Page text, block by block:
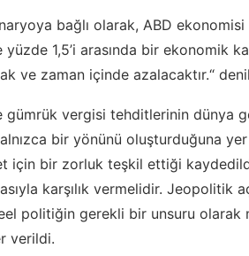
bağlı olarak, ABD
yüzde 1,5’i arasında bir ekonomik
ve zaman içinde azalacaktır.“
gümrük vergisi tehditlerinin dünya
bir yönünü oluşturduğuna
için bir zorluk teşkil ettiği
karşılık vermelidir. Jeopolitik
politiğin gerekli bir unsuru olarak
verildi.